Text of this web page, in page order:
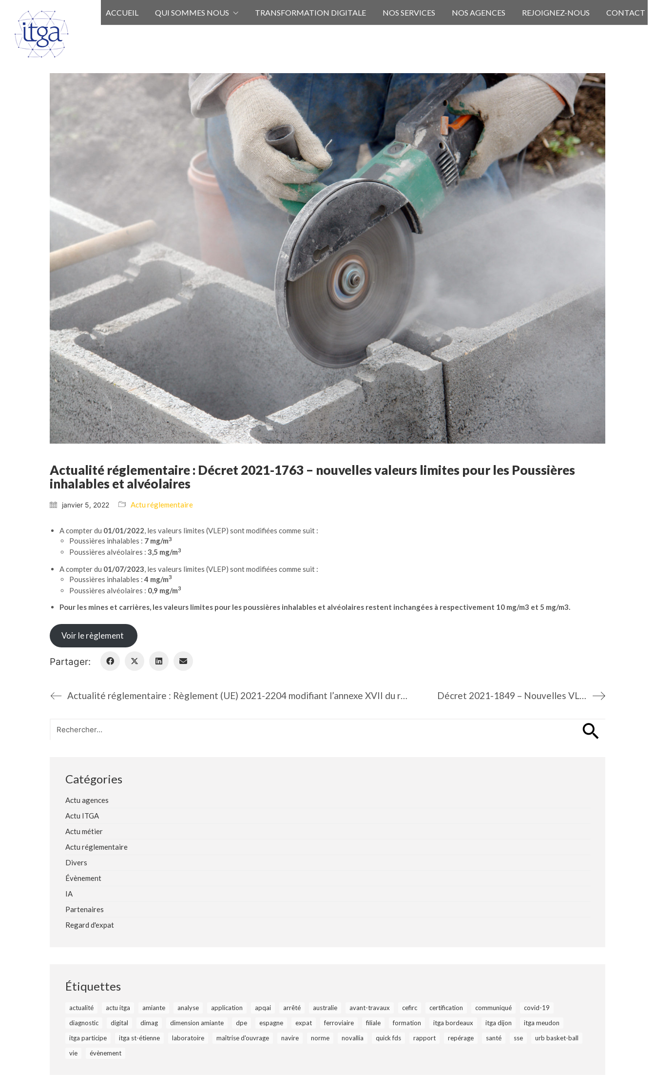
ACCUEIL QUI SOMMES NOUS TRANSFORMATION DIGITALE NOS SERVICES NOS AGENCES REJOIGNEZ-NOUS CONTACT
Actualité réglementaire : Décret 2021-1763 – nouvelles valeurs limites pour les Poussières
inhalables et alvéolaires
janvier 5, 2022 Actu réglementaire
A compter du 01/01/2022, les valeurs limites (VLEP) sont modifiées comme suit :
Poussières inhalables : 7 mg/m3
Poussières alvéolaires : 3,5 mg/m3
A compter du 01/07/2023, les valeurs limites (VLEP) sont modifiées comme suit :
Poussières inhalables :4 mg/m3
Poussières alvéolaires : 0,9 mg/m3
Pour les mines et carrières, les valeurs limites pour les poussières inhalables et alvéolaires restent inchangées à respectivement 10 mg/m3 et 5 mg/m3.
Voir le règlement
Partager:
Actualité réglementaire : Règlement (UE) 2021-2204 modifiant l’annexe XVII du règlement (CE) 1907-2006 (REACH) Décret 2021-1849 – Nouvelles VLEP contraignantes
for:
Catégories
Actu agences
Actu ITGA
Actu métier
Actu réglementaire
Divers
Évènement
IA
Partenaires
Regard d'expat
Étiquettes
actualité actu itga amiante analyse application apqai arrêté australie avant-travaux cefirc certification communiqué
covid-19
diagnostic
digital dimag dimension amiante dpe espagne expat ferroviaire filiale formation itga bordeaux itga dijon
itga meudon
itga participe
itga st-étienne laboratoire maîtrise d'ouvrage navire norme novallia quick fds rapport repérage santé sse
urb basket-ball
vie
évènement